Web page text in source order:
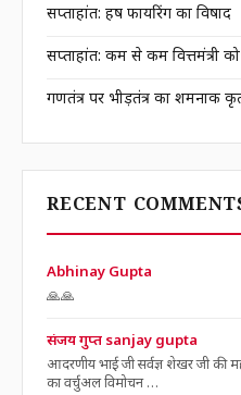
सप्ताहांत: हर्ष फायरिंग का विषाद
सप्ताहांत: कम से कम वित्तमंत्री
गणतंत्र पर भीड़तंत्र का शर्मनाक
RECENT
Abhinay Gupta
🙏🙏
संजय गुप्त sanjay gupta
आदरणीय भाई जी सर्वज्ञ शेखर जी की
का वर्चुअल विमोचन …